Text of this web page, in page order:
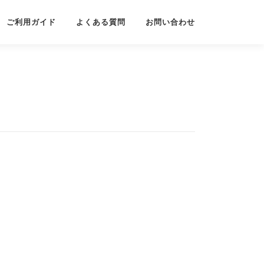
ご利用ガイド よくある質問 お問い合わせ